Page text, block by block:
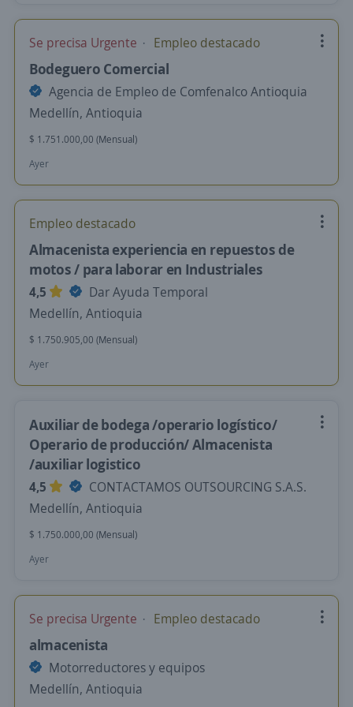
Se precisa Urgente Empleo destacado
Bodeguero Comercial
Agencia de Empleo de Comfenalco Antioquia
Medellín, Antioquia
$ 1.751.000,00 (Mensual)
Ayer
Empleo destacado
Almacenista experiencia en repuestos de
motos / para laborar en Industriales
4,5
Dar Ayuda Temporal
Medellín, Antioquia
$ 1.750.905,00 (Mensual)
Ayer
Auxiliar de bodega /operario logístico/
Operario de producción/ Almacenista
/auxiliar logistico
4,5
CONTACTAMOS OUTSOURCING S.A.S.
Medellín, Antioquia
$ 1.750.000,00 (Mensual)
Ayer
Se precisa Urgente Empleo destacado
almacenista
Motorreductores y equipos
Medellín, Antioquia